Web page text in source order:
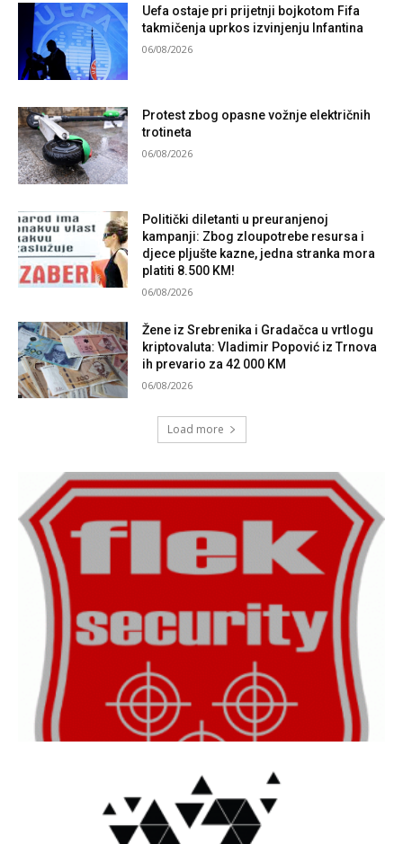
Uefa ostaje pri prijetnji bojkotom Fifa
takmičenja uprkos izvinjenju Infantina
06/08/2026
Protest zbog opasne vožnje električnih
trotineta
06/08/2026
Politički diletanti u preuranjenoj
kampanji: Zbog zloupotrebe resursa i
djece pljušte kazne, jedna stranka mora
platiti 8.500 KM!
06/08/2026
Žene iz Srebrenika i Gradačca u vrtlogu
kriptovaluta: Vladimir Popović iz Trnova
ih prevario za 42 000 KM
06/08/2026
Load more